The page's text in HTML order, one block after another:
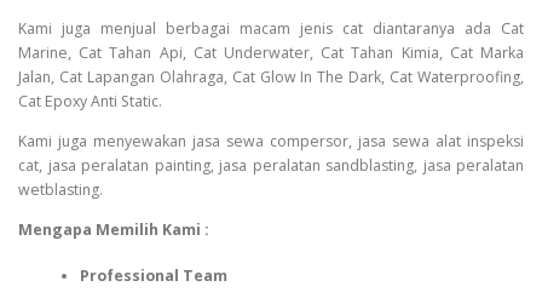
Kami juga menjual berbagai macam jenis cat diantaranya ada Cat
Marine, Cat Tahan Api, Cat Underwater, Cat Tahan Kimia, Cat Marka
Jalan, Cat Lapangan Olahraga, Cat Glow In The Dark, Cat Waterproofing,
Cat Epoxy Anti Static.
Kami juga menyewakan jasa sewa compersor, jasa sewa alat inspeksi
cat, jasa peralatan painting, jasa peralatan sandblasting, jasa peralatan
wetblasting.
Mengapa Memilih Kami :
Professional Team